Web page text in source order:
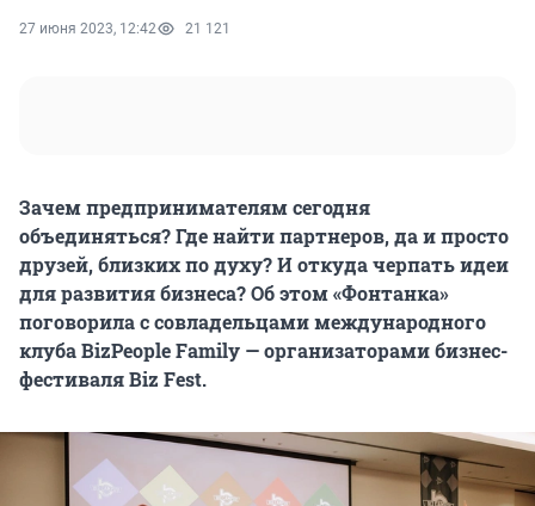
27 июня 2023, 12:42 21 121
Зачем предпринимателям сегодня
объединяться? Где найти партнеров, да и просто
друзей, близких по духу? И откуда черпать идеи
для развития бизнеса?Об этом «Фонтанка»
поговорила с совладельцами международного
клуба BizPeople Family — организаторами бизнес-
фестиваля Biz Fest.